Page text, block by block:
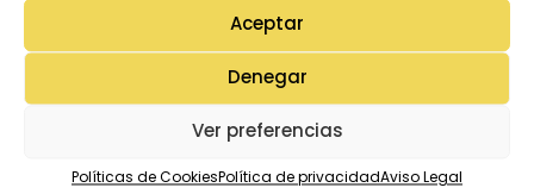
Aceptar
Denegar
Ver preferencias
Políticas de CookiesPolítica de privacidadAviso Legal
Mi Cuenta
Lista de deseos